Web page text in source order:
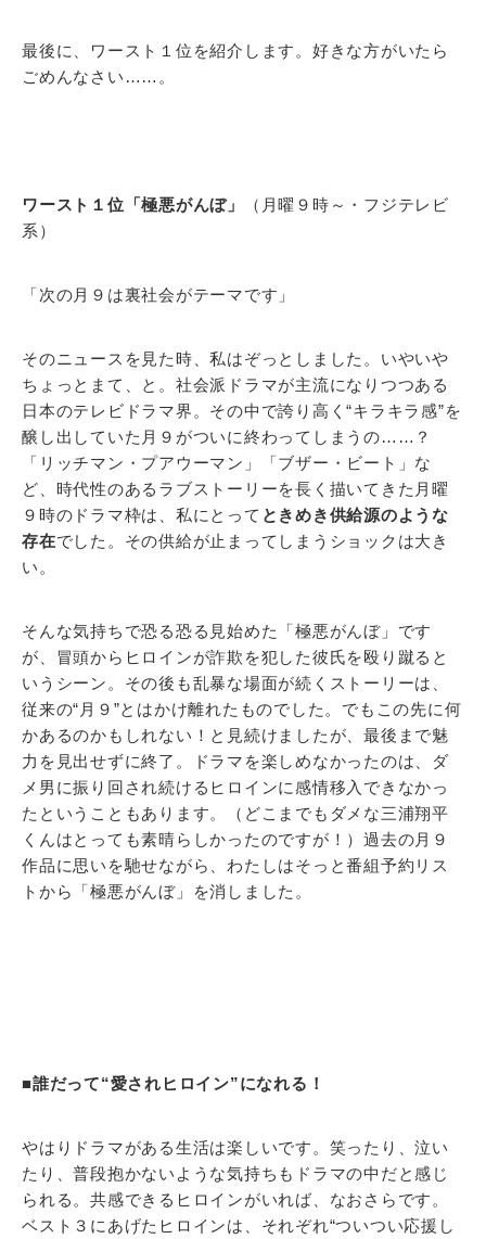
最後に、ワースト１位を紹介します。好きな方がいたら
ごめんなさい……。
ワースト１位「極悪がんぼ」
（月曜９時～・フジテレビ
系）
「次の月９は裏社会がテーマです」
そのニュースを見た時、私はぞっとしました。いやいや
ちょっとまて、と。社会派ドラマが主流になりつつある
日本のテレビドラマ界。その中で誇り高く“キラキラ感”を
醸し出していた月９がついに終わってしまうの……？
「リッチマン・プアウーマン」「ブザー・ビート」な
ど、時代性のあるラブストーリーを長く描いてきた月曜
９時のドラマ枠は、私にとって ときめき供給源のような
存在でした。その供給が止まってしまうショックは大き
い。
そんな気持ちで恐る恐る見始めた「極悪がんぼ」です
が、冒頭からヒロインが詐欺を犯した彼氏を殴り蹴ると
いうシーン。その後も乱暴な場面が続くストーリーは、
従来の“月９”とはかけ離れたものでした。でもこの先に何
かあるのかもしれない！と見続けましたが、最後まで魅
力を見出せずに終了。ドラマを楽しめなかったのは、ダ
メ男に振り回され続けるヒロインに感情移入できなかっ
たということもあります。（どこまでもダメな三浦翔平
くんはとっても素晴らしかったのですが！）過去の月９
作品に思いを馳せながら、わたしはそっと番組予約リス
トから「極悪がんぼ」を消しました。
■誰だって“愛されヒロイン”になれる！
やはりドラマがある生活は楽しいです。笑ったり、泣い
たり、普段抱かないような気持ちもドラマの中だと感じ
られる。共感できるヒロインがいれば、なおさらです。
ベスト３にあげたヒロインは、それぞれ“ついつい応援し